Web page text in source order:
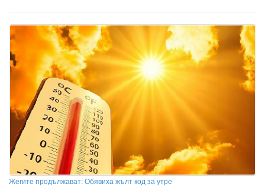
Жегите продължават: Обявиха жълт код за утре